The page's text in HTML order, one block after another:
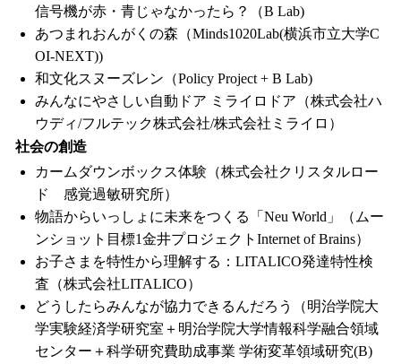
信号機が赤・青じゃなかったら？（B Lab)
あつまれおんがくの森（Minds1020Lab(横浜市立大学C
OI-NEXT))
和文化スヌーズレン（Policy Project + B Lab)
みんなにやさしい自動ドア ミライロドア（株式会社ハ
ウディ/フルテック株式会社/株式会社ミライロ）
社会の創造
カームダウンボックス体験（株式会社クリスタルロー
ド 感覚過敏研究所）
物語からいっしょに未来をつくる「Neu World」（ムー
ンショット目標1金井プロジェクトInternet of Brains）
お子さまを特性から理解する：LITALICO発達特性検
査（株式会社LITALICO）
どうしたらみんなが協力できるんだろう（明治学院大
学実験経済学研究室＋明治学院大学情報科学融合領域
センター＋科学研究費助成事業 学術変革領域研究(B)